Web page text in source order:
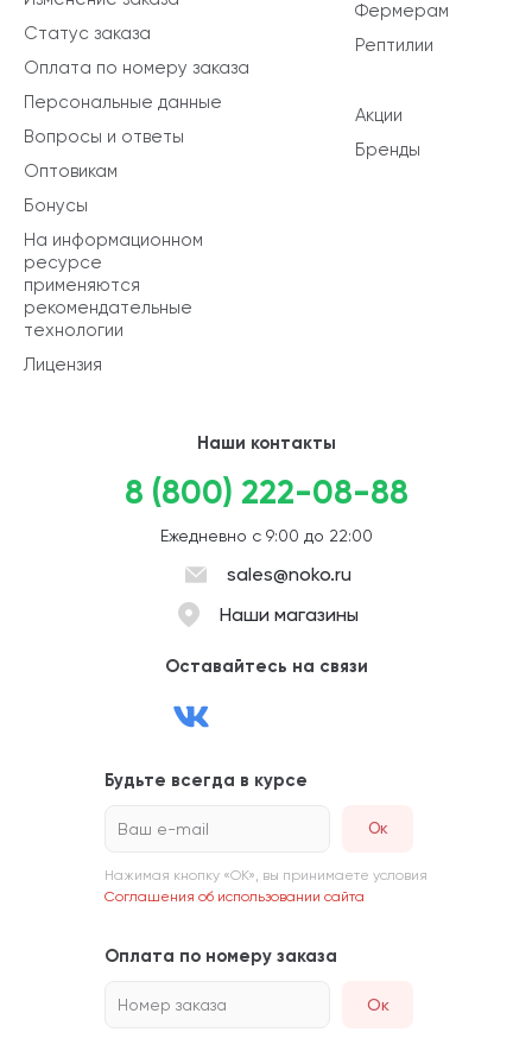
Фермерам
Рептилии
Акции
Бренды
Статус заказа
Оплата по номеру заказа
Персональные данные
Вопросы и ответы
Оптовикам
Бонусы
На информационном
ресурсе
применяются
рекомендательные
технологии
Лицензия
Наши контакты
8 (800) 222-08-88
Ежедневно с 9:00 до 22:00
sales@noko.ru
Наши магазины
Оставайтесь на связи
Будьте всегда в курсе
Ваш e-mail
Нажимая кнопку «ОК», вы принимаете условия
Соглашения об использовании сайта
Оплата по номеру заказа
Номер заказа Ок